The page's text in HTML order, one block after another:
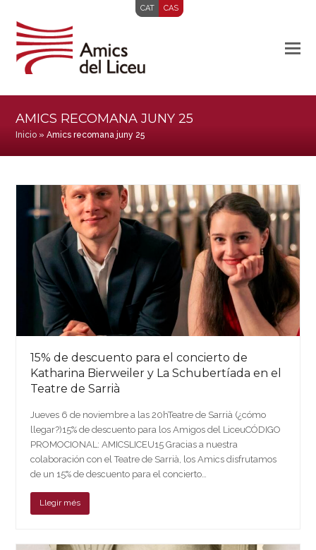
CAT CAS
AMICS RECOMANA JUNY 25
Inicio »Amics recomana juny 25
15% de descuento para el concierto de
Katharina Bierweiler y La Schubertíada en el
Teatre de Sarrià
Jueves 6 de noviembre a las 20hTeatre de Sarrià (¿cómo
llegar?)15% de descuento para los Amigos del LiceuCÓDIGO
PROMOCIONAL: AMICSLICEU15 Gracias a nuestra
colaboración con el Teatre de Sarrià, los Amics disfrutamos
de un 15% de descuento para el concierto…
Llegir més